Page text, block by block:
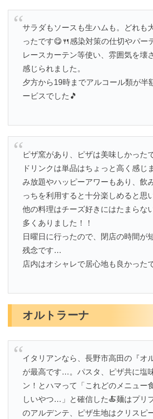
サラダもソースも生ハムも。どれも
ったです😋🍴感染対策の仕切やパー
レースカーテン等使い、雰囲気を壊
感じられました。
夕方から19時までアルコール類が半
ービスでした🎵
ピザ窯があり、ピザは美味しかった
ドリンクは単品はちょっと高く感じ
み放題やハッピーアワーもあり、飲
っちを利用すると十分楽しめると思
他の料理はチーズ好きにはたまらな
多くありました！！
日曜日に行ったので、閉店の時間が
残念です…
店内はオシャレで居心地も良かった
オルトラーナ
イタリアンなら、長野市高田の『オ
が最高です…。パスタ、ピザ共に塩
ン！とハマって「これどのメニュー
しいやつ…」と確信した🍝麺はプリ
のアルデンテ、ピザ生地はクリスピ